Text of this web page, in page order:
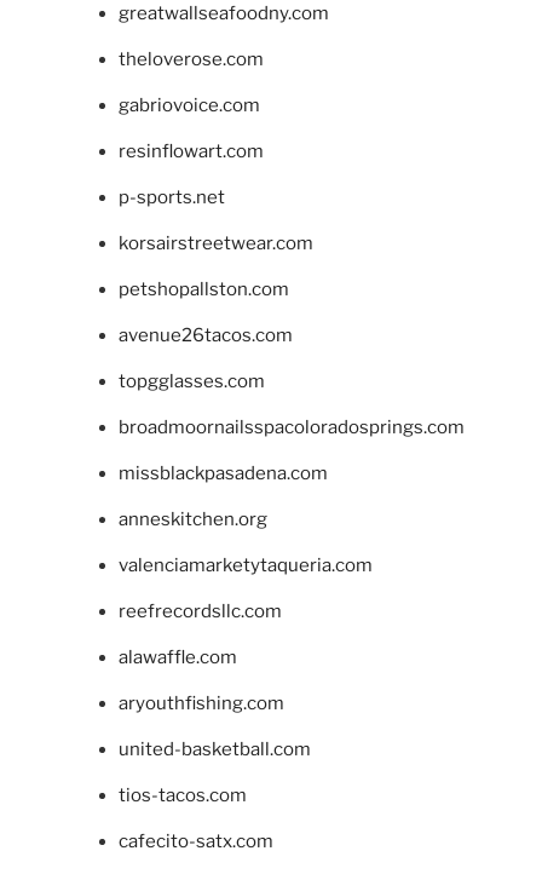
greatwallseafoodny.com
theloverose.com
gabriovoice.com
resinflowart.com
p-sports.net
korsairstreetwear.com
petshopallston.com
avenue26tacos.com
topgglasses.com
broadmoornailsspacoloradosprings.com
missblackpasadena.com
anneskitchen.org
valenciamarketytaqueria.com
reefrecordsllc.com
alawaffle.com
aryouthfishing.com
united-basketball.com
tios-tacos.com
cafecito-satx.com